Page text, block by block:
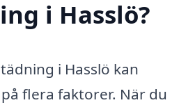
i Hasslö?
i Hasslö kan
flera faktorer. När du